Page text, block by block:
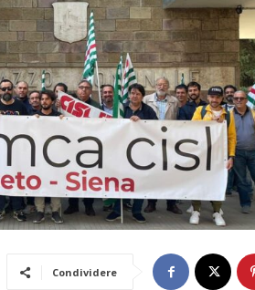
Condividere